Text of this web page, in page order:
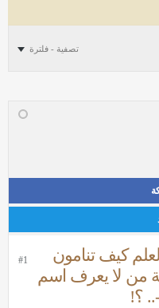
تصفية - فلترة
#1
كيف تنامون
من لا يعرف اسم
.. ؟!